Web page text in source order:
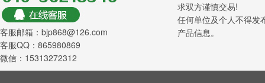
客服邮箱：bjp868@126.com
客服QQ：865980869
微信：15313272312
求双方谨慎交易!
任何单位及个人不得发
产品信息。